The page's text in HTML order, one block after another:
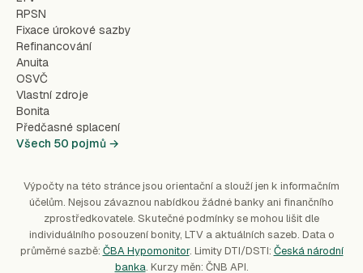
RPSN
Fixace úrokové sazby
Refinancování
Anuita
OSVČ
Vlastní zdroje
Bonita
Předčasné splacení
Všech 50 pojmů →
Výpočty na této stránce jsou orientační a slouží jen k informačním
účelům. Nejsou závaznou nabídkou žádné banky ani finančního
zprostředkovatele. Skutečné podmínky se mohou lišit dle
individuálního posouzení bonity, LTV a aktuálních sazeb. Data o
průměrné sazbě: ČBA Hypomonitor. Limity DTI/DSTI: Česká národní
banka. Kurzy měn: ČNB API.